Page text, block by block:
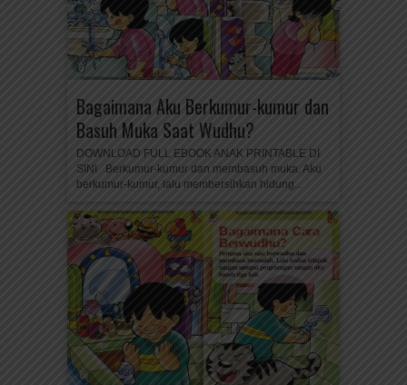
Bagaimana Aku Berkumur-kumur dan
Basuh Muka Saat Wudhu?
DOWNLOAD FULL EBOOK ANAK PRINTABLE DI
SINI Berkumur-kumur dan membasuh muka. Aku
berkumur-kumur, lalu membersihkan hidung...